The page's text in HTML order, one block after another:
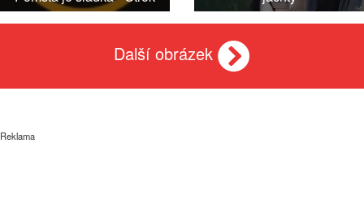
Další obrázek
Reklama